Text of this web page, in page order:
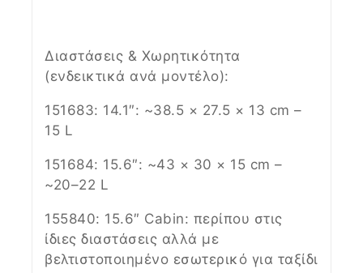
Διαστάσεις & Χωρητικότητα
(ενδεικτικά ανά μοντέλο):
151683: 14.1″: ~38.5 × 27.5 × 13 cm –
15 L
151684: 15.6″: ~43 × 30 × 15 cm –
~20–22 L
155840: 15.6″ Cabin: περίπου στις
ίδιες διαστάσεις αλλά με
βελτιστοποιημένο εσωτερικό για ταξίδι